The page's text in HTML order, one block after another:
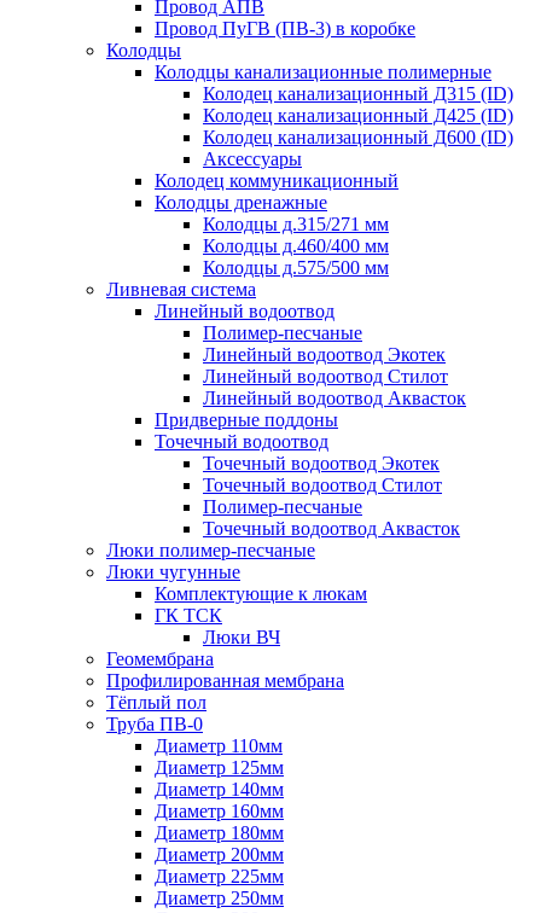
Провод АПВ
Провод ПуГВ (ПВ-3) в коробке
Колодцы
Колодцы канализационные полимерные
Колодец канализационный Д315 (ID)
Колодец канализационный Д425 (ID)
Колодец канализационный Д600 (ID)
Аксессуары
Колодец коммуникационный
Колодцы дренажные
Колодцы д.315/271 мм
Колодцы д.460/400 мм
Колодцы д.575/500 мм
Ливневая система
Линейный водоотвод
Полимер-песчаные
Линейный водоотвод Экотек
Линейный водоотвод Стилот
Линейный водоотвод Аквасток
Придверные поддоны
Точечный водоотвод
Точечный водоотвод Экотек
Точечный водоотвод Стилот
Полимер-песчаные
Точечный водоотвод Аквасток
Люки полимер-песчаные
Люки чугунные
Комплектующие к люкам
ГК ТСК
Люки ВЧ
Геомембрана
Профилированная мембрана
Тёплый пол
Труба ПВ-0
Диаметр 110мм
Диаметр 125мм
Диаметр 140мм
Диаметр 160мм
Диаметр 180мм
Диаметр 200мм
Диаметр 225мм
Диаметр 250мм